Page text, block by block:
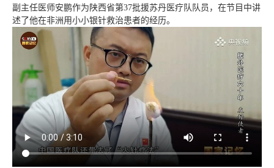
副主任医师安鹏作为陕西省第37批援苏丹医疗队队员，在节目中讲
述了他在非洲用小小银针救治患者的经历。